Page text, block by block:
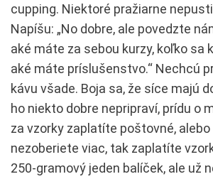
cupping. Niektoré pražiarne
Napíšu: „No dobre, ale povedzte
aké máte za sebou kurzy, koľko sa
aké máte príslušenstvo.“ Nechcú
kávu všade. Boja sa, že síce majú
ho niekto dobre nepripraví, prídu o
za vzorky zaplatíte poštovné,
nezoberiete viac, tak zaplatíte
250-gramový jeden balíček, ale už